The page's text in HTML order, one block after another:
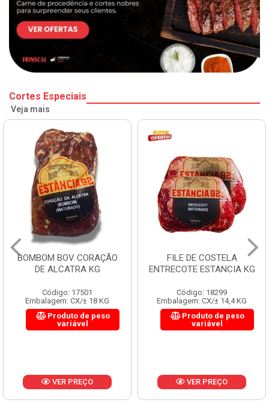
Cortes Especiais
Veja mais
BOMBOM BOV CORAÇÃO
DE ALCATRA KG
Código: 17501
Embalagem: CX/± 18 KG
Produto de peso
variável
VER PREÇO
FILE DE COSTELA
ENTRECOTE ESTANCIA KG
Código: 18299
Embalagem: CX/± 14,4 KG
Produto de peso
variável
VER PREÇO